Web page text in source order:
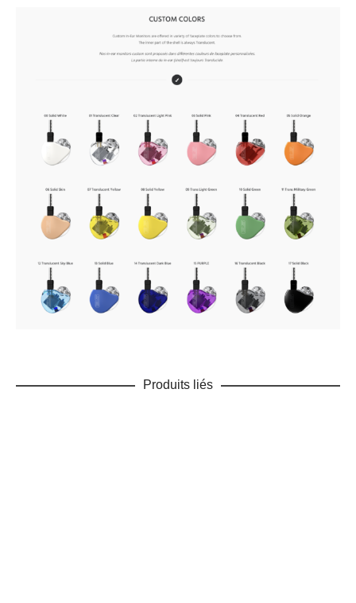
E-mail *
Enregistrer mon nom, mon e-mail et mon site dans le navigateur
pour mon prochain commentaire.
plus sur la façon dont les données de vos commentaires sont
Produits liés